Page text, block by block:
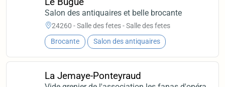
Salon des antiquaires et belle brocante
24260 - Salle des fetes - Salle des fetes
Brocante Salon des antiquaires
La Jemaye-Ponteyraud